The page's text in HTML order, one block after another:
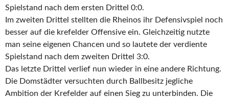
Spielstand nach dem ersten Drittel 0:0.
Im zweiten Drittel stellten die Rheinos ihr Defensivspiel noch
besser auf die krefelder Offensive ein. Gleichzeitig nutzte
man seine eigenen Chancen und so lautete der verdiente
Spielstand nach dem zweiten Drittel 3:0.
Das letzte Drittel verlief nun wieder in eine andere Richtung.
Die Domstädter versuchten durch Ballbesitz jegliche
Ambition der Krefelder auf einen Sieg zu unterbinden. Die